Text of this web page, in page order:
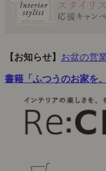
【お知らせ】 お盆の営
書籍「ふつうのお家を